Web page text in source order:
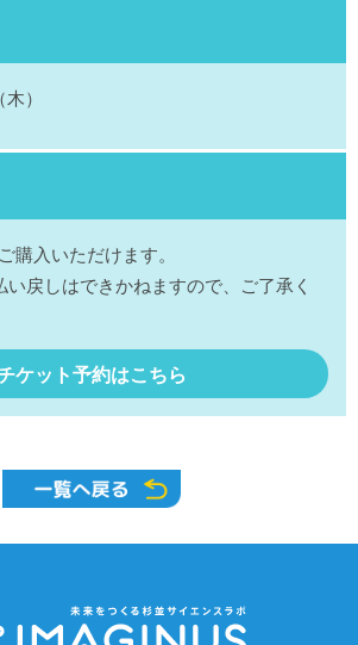
）
購入いただけます。
戻しはできかねますので、ご了承く
ケット予約はこちら